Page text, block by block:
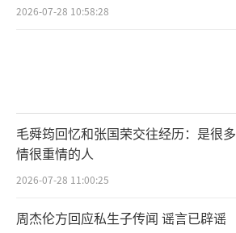
2026-07-28 10:58:28
毛舜筠回忆和张国荣交往经历：是很多
情很重情的人
2026-07-28 11:00:25
周杰伦方回应私生子传闻 谣言已辟谣